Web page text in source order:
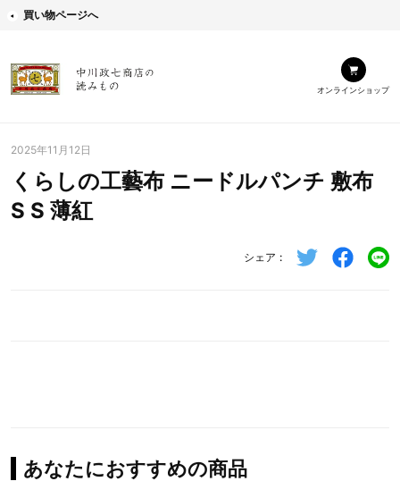
買い物ページへ
オンラインショップ
2025年11月12日
くらしの工藝布 ニードルパンチ 敷布
S S 薄紅
シェア
あなたにおすすめの商品